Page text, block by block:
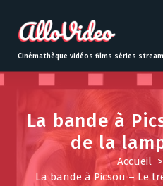
t
o
Cinémathèque vidéos films séries
La bande à
de la
Accueil>
La bande à Picsou – Le